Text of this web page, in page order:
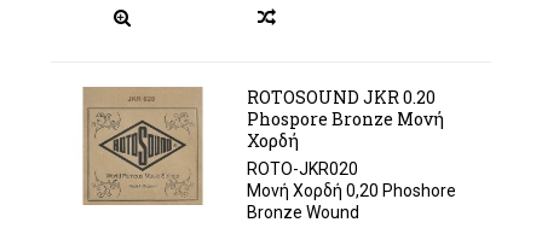
ROTOSOUND JKR 0.20
Phospore Bronze Μονή
Χορδή
ROTO-JKR020
Μονή Χορδή 0,20 Phoshore
Bronze Wound